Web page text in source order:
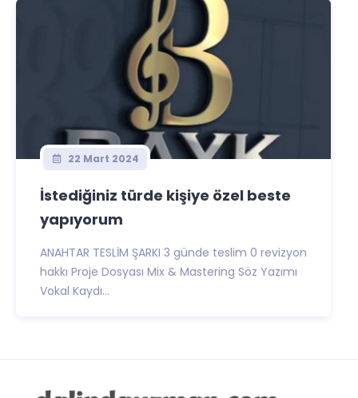
22 Mart 2024
İstediğiniz türde kişiye özel beste
yapıyorum
ANAHTAR TESLİM ŞARKI 3 günde teslim 0 revizyon
hakkı Proje Dosyası Mix & Mastering Söz Yazımı
Vokal Kaydı...